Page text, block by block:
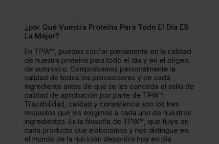
¿por Qué Vuestra Proteína Para Todo El Día ES
La Mejor?
En TPW™, puedes confiar plenamente en la calidad
de nuestra proteína para todo el día y en el origen
de suministro. Comprobamos personalmente la
calidad de todos los proveedores y de cada
ingrediente antes de que se les conceda el sello de
calidad de aprobación por parte de TPW™.
Trazabilidad, calidad y consistencia son los tres
requisitos que les exigimos a cada uno de nuestros
ingredientes. Es la filosofía de TPW™, que fluye en
cada producto que elaboramos y nos distingue en
el mundo de la nutrición deportiva hoy en día.